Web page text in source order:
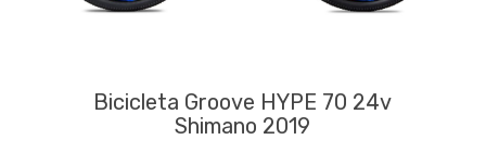
Bicicleta Groove HYPE 70 24v
Shimano 2019